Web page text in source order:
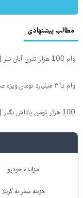
مطالب پیشنهادی
وام 100 هزار تتری آبان تتر | فوری، فقط با احراز هویت🔥
وام تا ۳ میلیارد تومان ویژه صاحبان فروشگاه‌های آنلاین و حضوری
100 هزار تومن پاداش بگیر | ثبت نام کن
مزایده خودرو
هزینه سفر به کربلا